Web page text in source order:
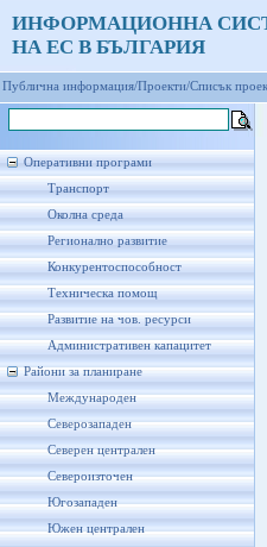
ИНФОРМАЦИОННА
НА ЕС В БЪЛГАРИЯ
Публична информация/Проекти/Списък
Оперативни програми
Транспорт
Околна среда
Регионално развитие
Конкурентоспособност
Техническа помощ
Развитие на чов. ресурси
Административен капацитет
Райони за планиране
Международен
Северозападен
Северен централен
Североизточен
Югозападен
Южен централен